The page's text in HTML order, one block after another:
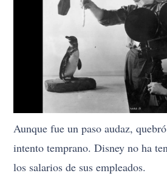
Aunque fue un paso audaz,
intento temprano. Disney no ha
los salarios de sus empleados.